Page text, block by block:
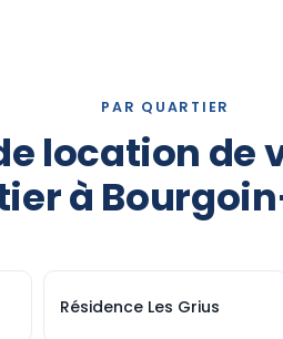
PAR QUARTIER
location de
à
Résidence Les Grius